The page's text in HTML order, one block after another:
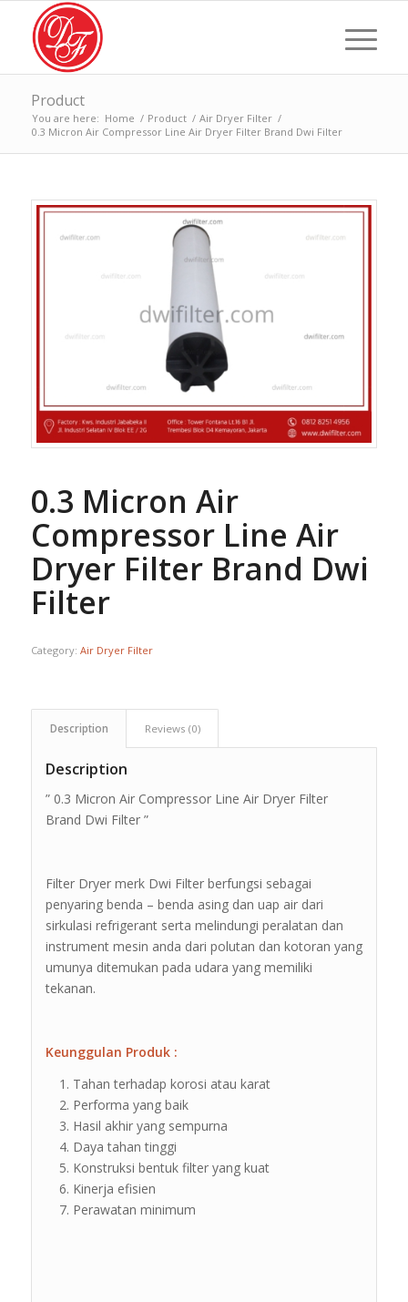
Product
You are here: Home / Product / Air Dryer Filter /
0.3 Micron Air Compressor Line Air Dryer Filter Brand Dwi Filter
0.3 Micron Air
Compressor Line Air
Dryer Filter Brand Dwi
Filter
Category: Air Dryer Filter
Description Reviews (0)
Description
” 0.3 Micron Air Compressor Line Air Dryer Filter
Brand Dwi Filter ”
Filter Dryer merk Dwi Filter berfungsi sebagai
penyaring benda – benda asing dan uap air dari
sirkulasi refrigerant serta melindungi peralatan dan
instrument mesin anda dari polutan dan kotoran yang
umunya ditemukan pada udara yang memiliki
tekanan.
Keunggulan Produk :
Tahan terhadap korosi atau karat
Performa yang baik
Hasil akhir yang sempurna
Daya tahan tinggi
Konstruksi bentuk filter yang kuat
Kinerja efisien
Perawatan minimum